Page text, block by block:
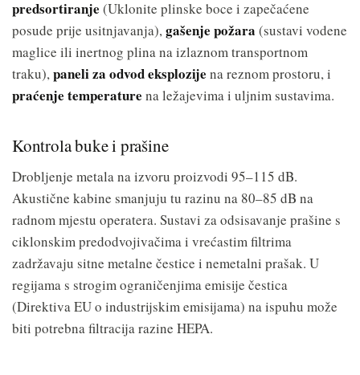
predsortiranje (Uklonite plinske boce i zapečaćene
posude prije usitnjavanja),gašenje požara (sustavi vodene
maglice ili inertnog plina na izlaznom transportnom
traku),paneli za odvod eksplozije na reznom prostoru, i
praćenje temperature na ležajevima i uljnim sustavima.
Kontrola buke i prašine
Drobljenje metala na izvoru proizvodi 95–115 dB.
Akustične kabine smanjuju tu razinu na 80–85 dB na
radnom mjestu operatera. Sustavi za odsisavanje prašine s
ciklonskim predodvojivačima i vrećastim filtrima
zadržavaju sitne metalne čestice i nemetalni prašak. U
regijama s strogim ograničenjima emisije čestica
(Direktiva EU o industrijskim emisijama) na ispuhu može
biti potrebna filtracija razine HEPA.